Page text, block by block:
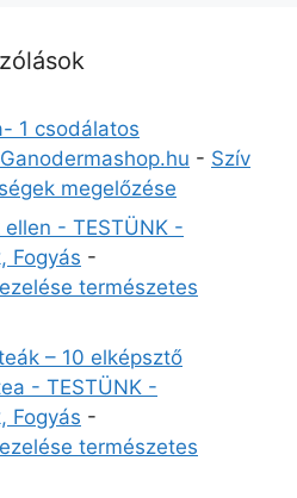
1 csodálatos
- Szív
megelőzése
- TESTÜNK -
Fogyás -
természetes
– 10 elképsztő
- TESTÜNK -
Fogyás -
természetes